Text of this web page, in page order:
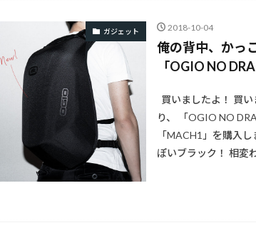
ガジェット 2018-10-04
俺の背中、かっ
「OGIO NO
買いましたよ！ 買
り、 「OGIO NO
「MACH1」を購入
ぽいブラック！ 相変